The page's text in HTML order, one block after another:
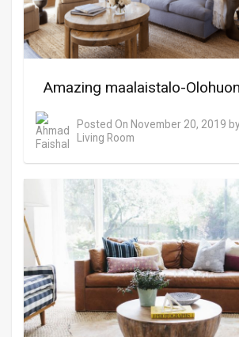
Amazing maalaistalo-
Posted On November 20, 2019 by
Living Room